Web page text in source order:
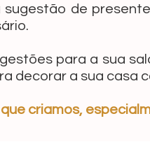
de
para a sua
decorar a sua casa
criamos,